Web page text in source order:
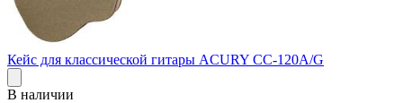
Кейс для классической гитары ACURY CC-120A/G
В наличии